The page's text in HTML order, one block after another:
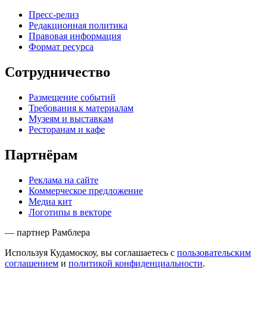
Пресс-релиз
Редакционная политика
Правовая информация
Формат ресурса
Сотрудничество
Размещение событий
Требования к материалам
Музеям и выставкам
Ресторанам и кафе
Партнёрам
Реклама на сайте
Коммерческое предложение
Медиа кит
Логотипы в векторе
— партнер Рамблера
Используя Кудамоскоу, вы соглашаетесь с пользовательским
соглашением и политикой конфиденциальности.